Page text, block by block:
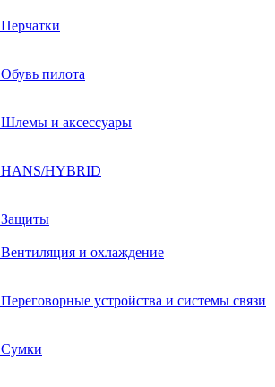
Перчатки
Обувь пилота
Шлемы и аксессуары
HANS/HYBRID
Защиты
Вентиляция и охлаждение
Переговорные устройства и системы связи
Сумки